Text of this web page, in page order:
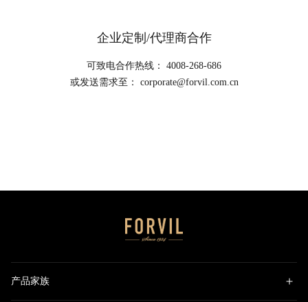
企业定制/代理商合作
可致电合作热线： 4008-268-686
或发送需求至： corporate@forvil.com.cn
产品家族